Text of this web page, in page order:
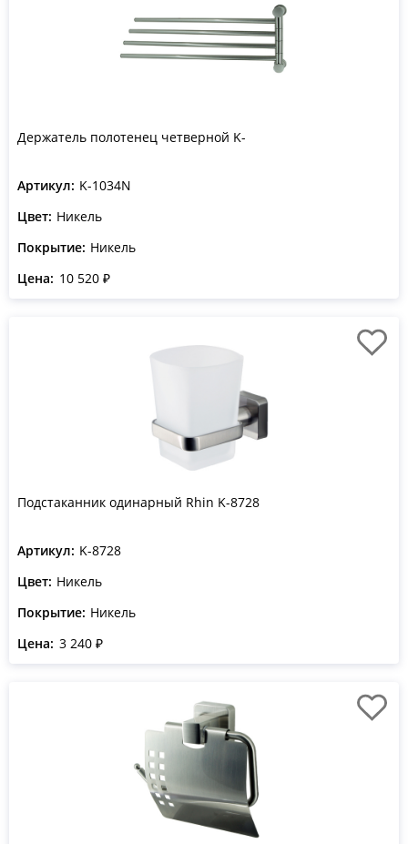
Держатель полотенец четверной K-
Артикул: K-1034N
Цвет: Никель
Покрытие: Никель
Цена: 10 520 ₽
Подстаканник одинарный Rhin K-8728
Артикул: K-8728
Цвет: Никель
Покрытие: Никель
Цена: 3 240 ₽